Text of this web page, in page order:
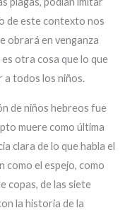
de este contexto nos
obrará en venganza
otra cosa que lo que
a todos los niños.
de niños hebreos fue
muere como última
clara de lo que habla el
como el espejo, como
copas, de las siete
la historia de la